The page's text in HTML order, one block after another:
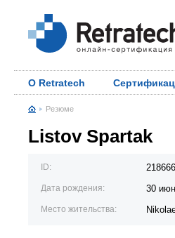
О Retratech
Резюме
Listov Spartak
ID: 218666
Дата рождения: 30
Место жительства: